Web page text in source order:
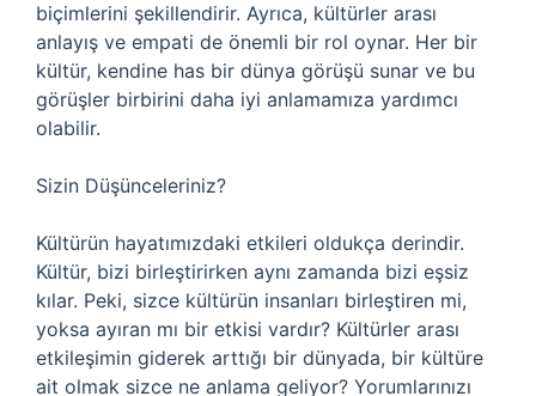
biçimlerini şekillendirir. Ayrıca, kültürler arası
anlayış ve empati de önemli bir rol oynar. Her bir
kültür, kendine has bir dünya görüşü sunar ve bu
görüşler birbirini daha iyi anlamamıza yardımcı
olabilir.
Sizin Düşünceleriniz?
Kültürün hayatımızdaki etkileri oldukça derindir.
Kültür, bizi birleştirirken aynı zamanda bizi eşsiz
kılar. Peki, sizce kültürün insanları birleştiren mi,
yoksa ayıran mı bir etkisi vardır? Kültürler arası
etkileşimin giderek arttığı bir dünyada, bir kültüre
ait olmak sizce ne anlama geliyor? Yorumlarınızı